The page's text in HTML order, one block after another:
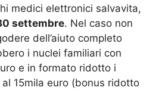
medici elettronici salvavita,
settembre. Nel caso non
dell’aiuto completo
i nuclei familiari con
e in formato ridotto i
15mila euro (bonus ridotto